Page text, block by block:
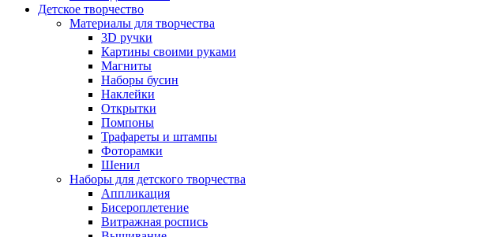
Детское творчество
Материалы для творчества
3D ручки
Картины своими руками
Магниты
Наборы бусин
Наклейки
Открытки
Помпоны
Трафареты и штампы
Фоторамки
Шенил
Наборы для детского творчества
Аппликация
Бисероплетение
Витражная роспись